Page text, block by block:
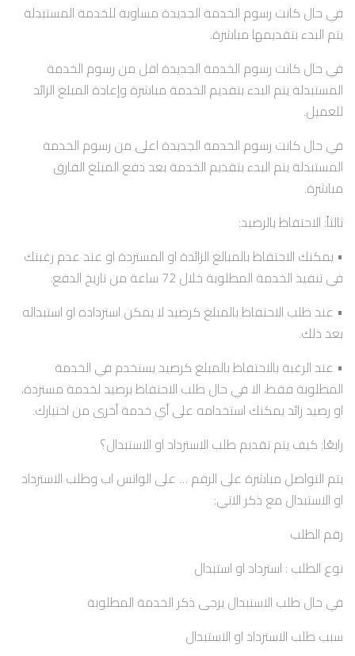
في حال كانت رسوم الخدمة الجديدة مساوية للخدمة المستبدلة
يتم البدء بتقديمها مباشرة.
في حال كانت رسوم الخدمة الجديدة اقل من رسوم الخدمة
المستبدلة يتم البدء بتقديم الخدمة مباشرة وإعادة المبلغ الزائد
للعميل.
في حال كانت رسوم الخدمة الجديدة اعلى من رسوم الخدمة
المستبدلة يتم البدء بتقديم الخدمة بعد دفع المبلغ الفارق
مباشرة.
ثالثاً: الاحتفاظ بالرصيد:
• يمكنك الاحتفاظ بالمبالغ الزائدة او المستردة او عند عدم رغبتك
في تنفيذ الخدمة المطلوبة خلال 72 ساعة من تاريخ الدفع.
• عند طلب الاحتفاظ بالمبلغ كرصيد لا يمكن استرداده او استبداله
بعد ذلك.
• عند الرغبة بالاحتفاظ بالمبلغ كرصيد يستخدم في الخدمة
المطلوبة فقط، الا في حال طلب الاحتفاظ برصيد لخدمة مستردة،
او رصيد زائد يمكنك استخدامه على أي خدمة أخرى من اختيارك.
رابعًا: كيف يتم تقديم طلب الاسترداد او الاستبدال؟
يتم التواصل مباشرة على الرقم … على الواتس اب وطلب الاسترداد
او الاستبدال مع ذكر الاتي:
رقم الطلب
نوع الطلب : استرداد او استبدال
في حال طلب الاستبدال يرجى ذكر الخدمة المطلوبة
سبب طلب الاسترداد او الاستبدال